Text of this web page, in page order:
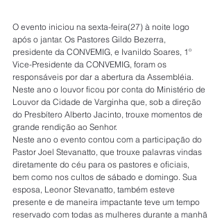
O evento iniciou na sexta-feira(27) à noite logo
após o jantar. Os Pastores Gildo Bezerra,
presidente da CONVEMIG, e Ivanildo Soares, 1º
Vice-Presidente da CONVEMIG, foram os
responsáveis por dar a abertura da Assembléia.
Neste ano o louvor ficou por conta do Ministério de
Louvor da Cidade de Varginha que, sob a direção
do Presbítero Alberto Jacinto, trouxe momentos de
grande rendição ao Senhor.
Neste ano o evento contou com a participação do
Pastor Joel Stevanatto, que trouxe palavras vindas
diretamente do céu para os pastores e oficiais,
bem como nos cultos de sábado e domingo. Sua
esposa, Leonor Stevanatto, também esteve
presente e de maneira impactante teve um tempo
reservado com todas as mulheres durante a manhã